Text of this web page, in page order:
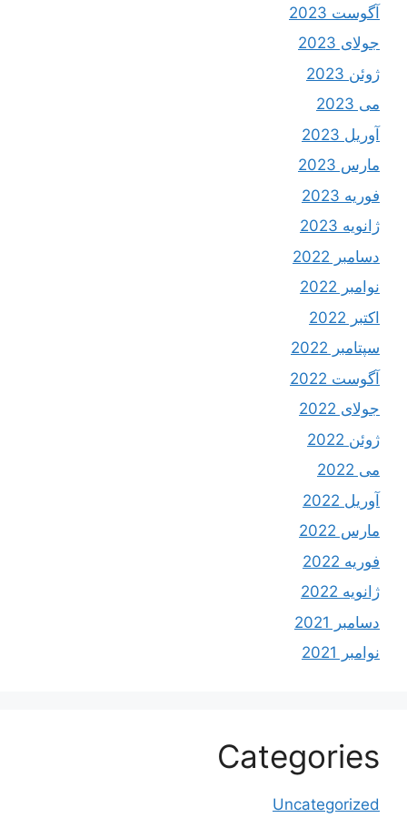
آگوست 2023
جولای 2023
ژوئن 2023
می 2023
آوریل 2023
مارس 2023
فوریه 2023
ژانویه 2023
دسامبر 2022
نوامبر 2022
اکتبر 2022
سپتامبر 2022
آگوست 2022
جولای 2022
ژوئن 2022
می 2022
آوریل 2022
مارس 2022
فوریه 2022
ژانویه 2022
دسامبر 2021
نوامبر 2021
Categories
Uncategorized